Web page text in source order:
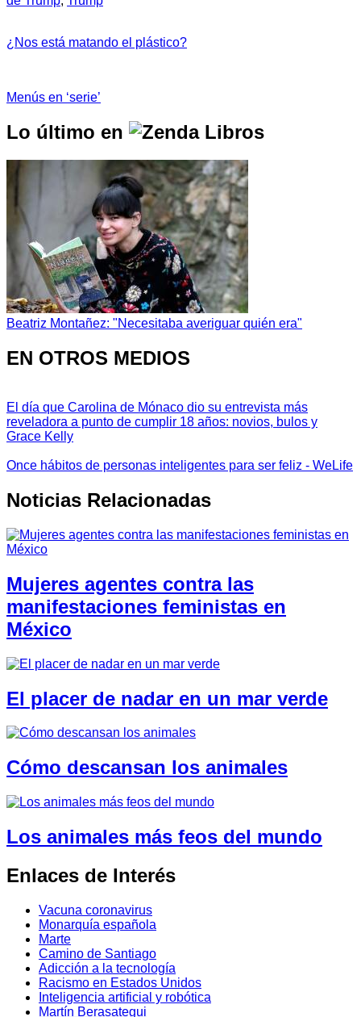
¿Nos está matando el plástico?
Menús en ‘serie’
Lo último en
Beatriz Montañez: "Necesitaba averiguar quién era"
EN OTROS MEDIOS
El día que Carolina de Mónaco dio su entrevista más
reveladora a punto de cumplir 18 años: novios, bulos y
Grace Kelly
Once hábitos de personas inteligentes para ser feliz - WeLife
Noticias Relacionadas
Mujeres agentes contra las
manifestaciones feministas en
México
El placer de nadar en un mar verde
Cómo descansan los animales
Los animales más feos del mundo
Enlaces de Interés
Vacuna coronavirus
Monarquía española
Marte
Camino de Santiago
Adicción a la tecnología
Racismo en Estados Unidos
Inteligencia artificial y robótica
Martín Berasategui